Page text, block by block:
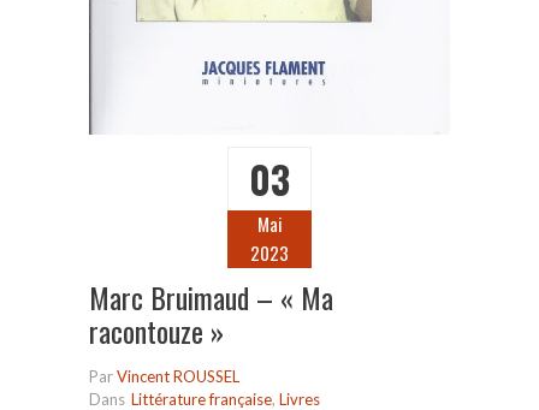
03
Mai
2023
Marc Bruimaud – « Ma
racontouze »
ParVincent ROUSSEL
Dans Littérature française, Livres